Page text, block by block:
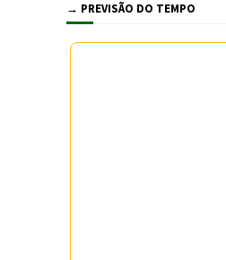
→ PREVISÃO DO TEMPO